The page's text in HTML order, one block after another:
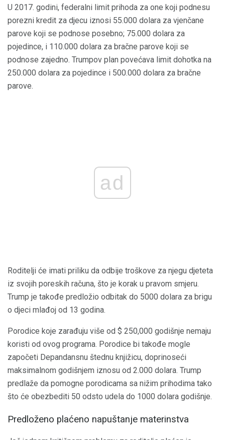
U 2017. godini, federalni limit prihoda za one koji podnesu
porezni kredit za djecu iznosi 55.000 dolara za vjenčane
parove koji se podnose posebno; 75.000 dolara za
pojedince, i 110.000 dolara za bračne parove koji se
podnose zajedno. Trumpov plan povećava limit dohotka na
250.000 dolara za pojedince i 500.000 dolara za bračne
parove.
ad
Roditelji će imati priliku da odbije troškove za njegu djeteta
iz svojih poreskih računa, što je korak u pravom smjeru.
Trump je takođe predložio odbitak do 5000 dolara za brigu
o djeci mlađoj od 13 godina.
Porodice koje zarađuju više od $ 250,000 godišnje nemaju
koristi od ovog programa. Porodice bi takođe mogle
započeti Depandansnu štednu knjižicu, doprinoseći
maksimalnom godišnjem iznosu od 2.000 dolara. Trump
predlaže da pomogne porodicama sa nižim prihodima tako
što će obezbediti 50 odsto udela do 1000 dolara godišnje.
Predloženo plaćeno napuštanje materinstva